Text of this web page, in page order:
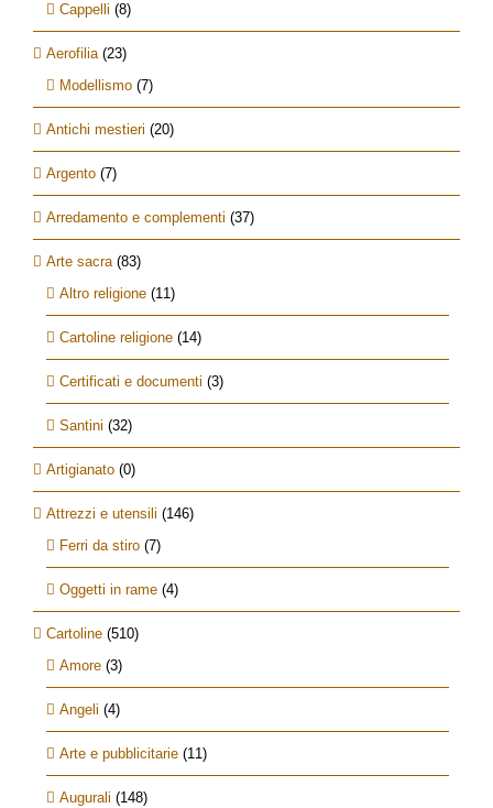
Cappelli (8)
Aerofilia (23)
Modellismo (7)
Antichi mestieri (20)
Argento (7)
Arredamento e complementi (37)
Arte sacra (83)
Altro religione (11)
Cartoline religione (14)
Certificati e documenti (3)
Santini (32)
Artigianato (0)
Attrezzi e utensili (146)
Ferri da stiro (7)
Oggetti in rame (4)
Cartoline (510)
Amore (3)
Angeli (4)
Arte e pubblicitarie (11)
Augurali (148)